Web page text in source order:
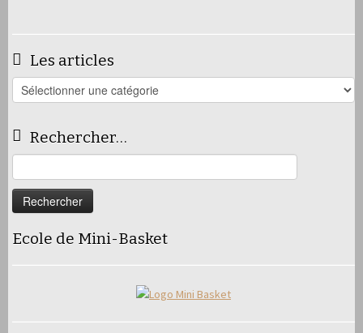
Les articles
Les
articles
Rechercher…
Ecole de Mini-Basket